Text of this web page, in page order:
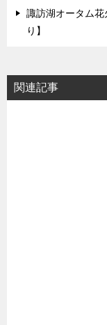
諏訪湖オータム
り】
関連記事